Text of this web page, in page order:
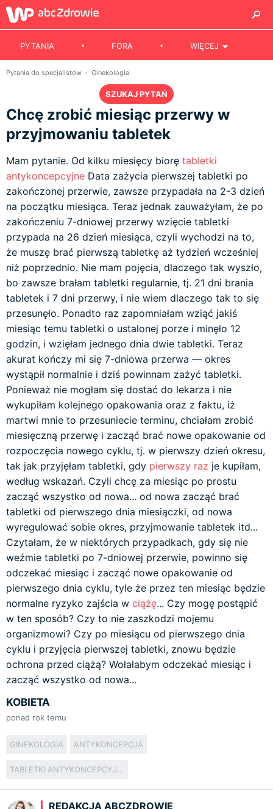
PYTANIA FORA WIĘCEJ
Pytania do specjalistów Ginekologia
SZUKAJ PYTAŃ
Chcę zrobić miesiąc przerwy w
przyjmowaniu tabletek
Mam pytanie. Od kilku miesięcy biorę tabletki
antykoncepcyjne Data zażycia pierwszej tabletki po
zakończonej przerwie, zawsze przypadała na 2-3 dzień
na początku miesiąca. Teraz jednak zauważyłam, że po
zakończeniu 7-dniowej przerwy wzięcie tabletki
przypada na 26 dzień miesiąca, czyli wychodzi na to,
że muszę brać pierwszą tabletkę aż tydzień wcześniej
niż poprzednio. Nie mam pojęcia, dlaczego tak wyszło,
bo zawsze brałam tabletki regularnie, tj. 21 dni brania
tabletek i 7 dni przerwy, i nie wiem dlaczego tak to się
przesunęło. Ponadto raz zapomniałam wziąć jakiś
miesiąc temu tabletki o ustalonej porze i minęło 12
godzin, i wzięłam jednego dnia dwie tabletki. Teraz
akurat kończy mi się 7-dniowa przerwa — okres
wystąpił normalnie i dziś powinnam zażyć tabletki.
Ponieważ nie mogłam się dostać do lekarza i nie
wykupiłam kolejnego opakowania oraz z faktu, iż
martwi mnie to przesuniecie terminu, chciałam zrobić
miesięczną przerwę i zacząć brać nowe opakowanie od
rozpoczęcia nowego cyklu, tj. w pierwszy dzień okresu,
tak jak przyjęłam tabletki, gdy pierwszy raz je kupiłam,
według wskazań. Czyli chcę za miesiąc po prostu
zacząć wszystko od nowa... od nowa zacząć brać
tabletki od pierwszego dnia miesiączki, od nowa
wyregulować sobie okres, przyjmowanie tabletek itd...
Czytałam, że w niektórych przypadkach, gdy się nie
weźmie tabletki po 7-dniowej przerwie, powinno się
odczekać miesiąc i zacząć nowe opakowanie od
pierwszego dnia cyklu, tyle że przez ten miesiąc będzie
normalne ryzyko zajścia w ciążę... Czy mogę postąpić
w ten sposób? Czy to nie zaszkodzi mojemu
organizmowi? Czy po miesiącu od pierwszego dnia
cyklu i przyjęcia pierwszej tabletki, znowu będzie
ochrona przed ciążą? Wołałabym odczekać miesiąc i
zacząć wszystko od nowa...
KOBIETA
ponad rok temu
GINEKOLOGIA ANTYKONCEPCJA
TABLETKI ANTYKONCEPCYJNE
REDAKCJA ABCZDROWIE